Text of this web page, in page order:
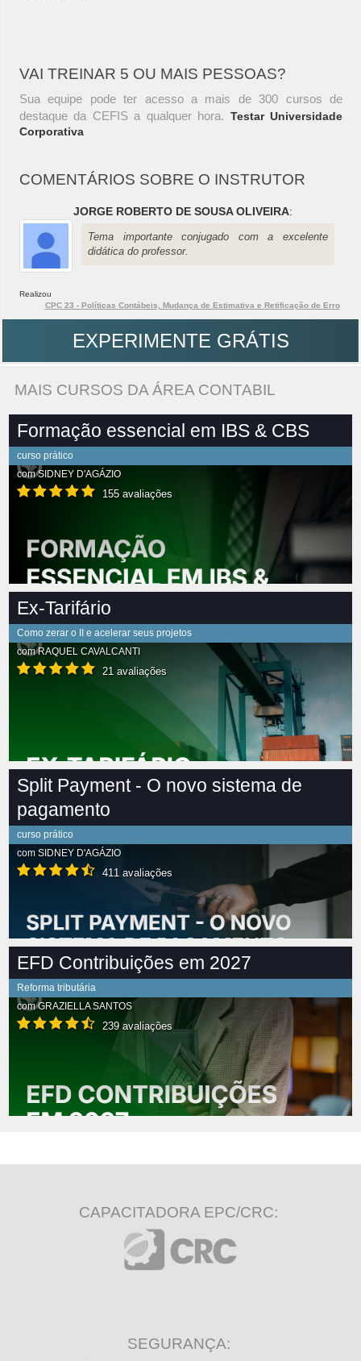
VAI TREINAR 5 OU MAIS PESSOAS?
Sua equipe pode ter acesso a mais de 300 cursos de
destaque da CEFIS a qualquer hora. Testar Universidade
Corporativa
COMENTÁRIOS SOBRE O INSTRUTOR
JORGE ROBERTO DE SOUSA OLIVEIRA:
Tema importante conjugado com a excelente
didática do professor.
Realizou
CPC 23 - Políticas Contábeis, Mudança de Estimativa e Retificação de Erro
EXPERIMENTE GRÁTIS
MAIS CURSOS DA ÁREA CONTABIL
Formação essencial em IBS & CBS
curso prático
comSIDNEY D'AGÁZIO
155 avaliações
Ex-Tarifário
Como zerar o II e acelerar seus projetos
comRAQUEL CAVALCANTI
21 avaliações
Split Payment - O novo sistema de
pagamento
curso prático
com SIDNEY D'AGÁZIO
411 avaliações
EFD Contribuições em 2027
Reforma tributária
comGRAZIELLA SANTOS
239 avaliações
CAPACITADORA EPC/CRC:
SEGURANÇA: